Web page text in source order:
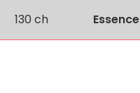
130 ch Essence